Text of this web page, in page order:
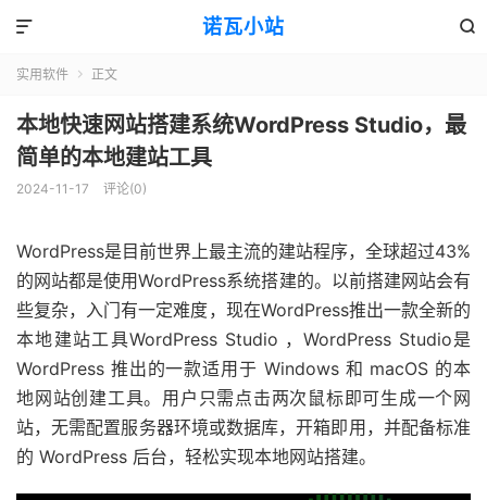
诺瓦小站 

实用软件  正文
本地快速网站搭建系统WordPress Studio，最
简单的本地建站工具
2024-11-17 评论(0)
WordPress是目前世界上最主流的建站程序，全球超过43%
的网站都是使用WordPress系统搭建的。以前搭建网站会有
些复杂，入门有一定难度，现在WordPress推出一款全新的
本地建站工具WordPress Studio ，WordPress Studio是
WordPress 推出的一款适用于 Windows 和 macOS 的本
地网站创建工具。用户只需点击两次鼠标即可生成一个网
站，无需配置服务器环境或数据库，开箱即用，并配备标准
的 WordPress 后台，轻松实现本地网站搭建。